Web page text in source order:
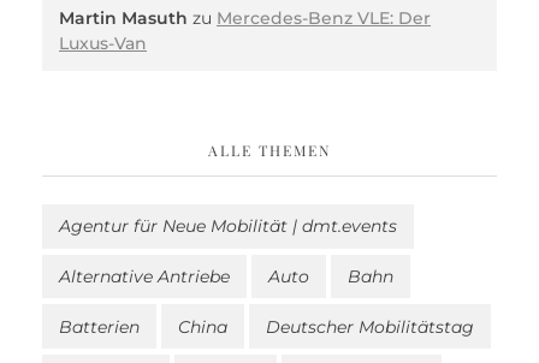
Martin Masuth zu Mercedes-Benz VLE: Der
Luxus-Van
ALLE THEMEN
Agentur für Neue Mobilität | dmt.events
Alternative Antriebe Auto Bahn
Batterien China Deutscher Mobilitätstag